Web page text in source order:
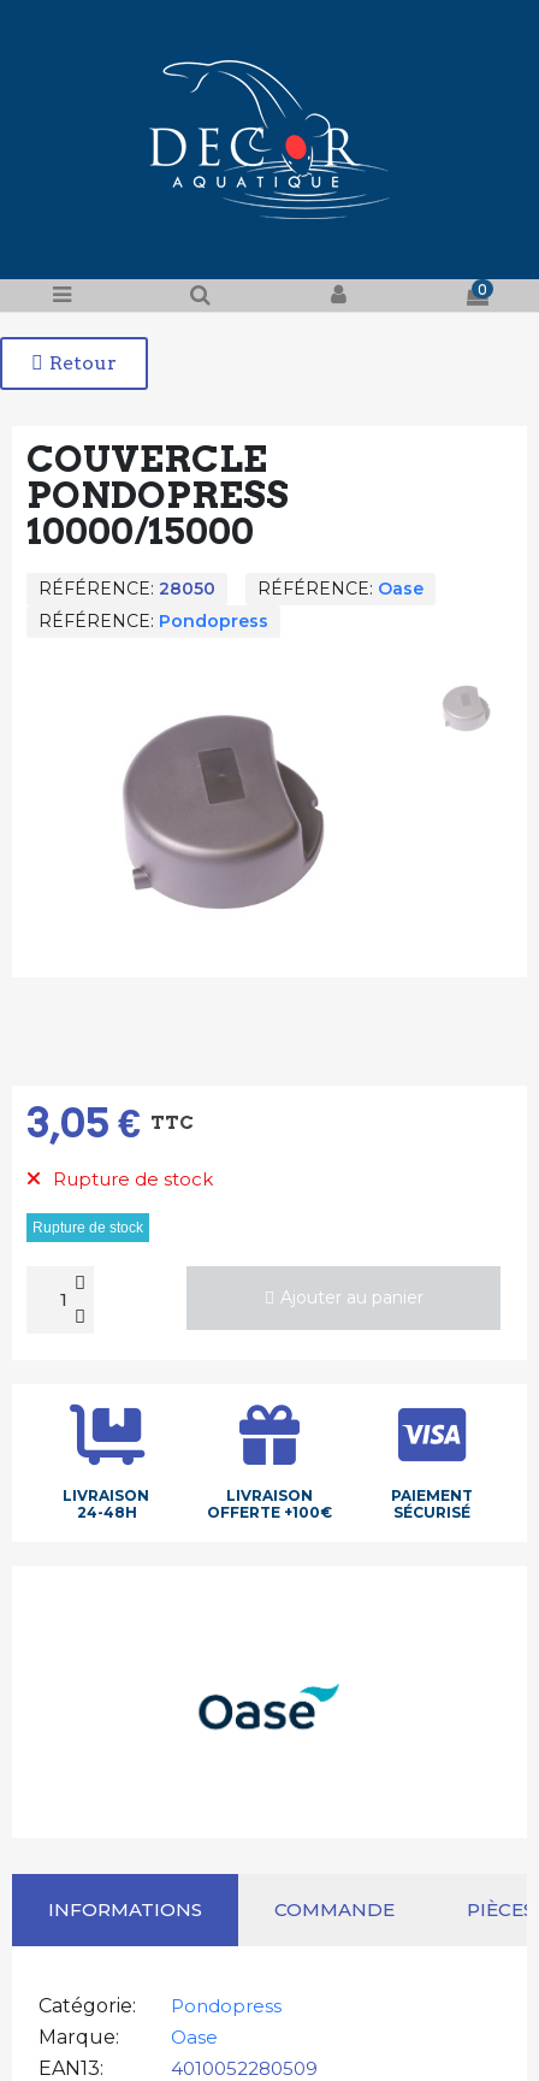
0
Retour
COUVERCLE
PONDOPRESS
10000/15000
RÉFÉRENCE 28050 RÉFÉRENCE Oase
RÉFÉRENCE Pondopress
3,05 € TTC
Rupture de stock
Rupture de stock
Ajouter au panier
LIVRAISON
24-48H
LIVRAISON
OFFERTE +100€
PAIEMENT
SÉCURISÉ
INFORMATIONS COMMANDE
Catégorie
Pondopress
Marque
Oase
EAN13
4010052280509